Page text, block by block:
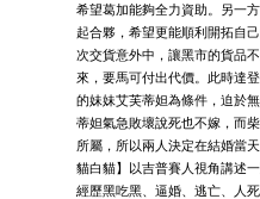
希望葛加能夠全力資助。另一
起合夥，希望更能順利開拓自
次交貨意外中，讓黑市的貨品
來，要馬可付出代價。此時達
的妹妹艾芙蒂妲為條件，迫於
蒂妲氣急敗壞說死也不嫁，而
所屬，所以兩人決定在結婚當
貓白貓】以吉普賽人視角講述
經歷黑吃黑、逼婚、逃亡、人